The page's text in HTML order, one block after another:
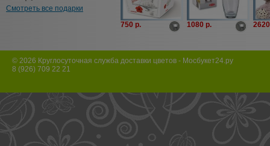
Смотреть все подарки
750 p.
1080 p.
© 2026 Круглосуточная служба доставки цветов - Мосбукет24.ру
8 (926) 709 22 21